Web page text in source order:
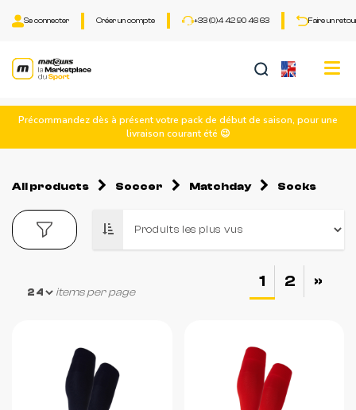
+33 (0)4 42 90 46 63 Faire un
Créer un compte
Se connecter
Précommandez dès à présent votre pack de début de saison, pour une
livraison courant été 😉
All products Soccer Matchday Socks
1 2 »
items per page